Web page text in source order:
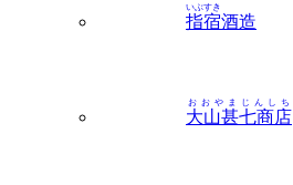
指宿
いぶすき
酒造
大山甚七商店
おおやまじんしち